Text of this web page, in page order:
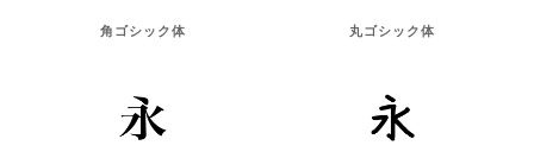
角ゴシック体 丸ゴシック体